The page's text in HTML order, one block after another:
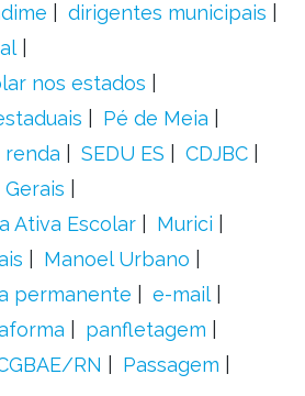
dirigentes municipais
nos estados
Pé de Meia
SEDU ES
CDJBC
Ativa Escolar
Murici
Manoel Urbano
permanente
e-mail
panfletagem
RN
Passagem